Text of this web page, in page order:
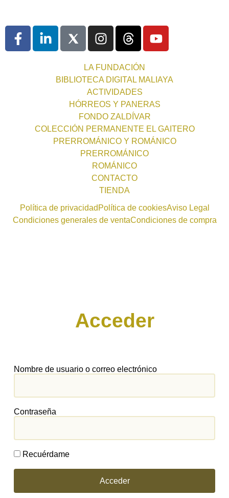
LA FUNDACIÓN
BIBLIOTECA DIGITAL MALIAYA
ACTIVIDADES
HÓRREOS Y PANERAS
FONDO ZALDÍVAR
COLECCIÓN PERMANENTE EL GAITERO
PRERROMÁNICO Y ROMÁNICO
PRERROMÁNICO
ROMÁNICO
CONTACTO
TIENDA
Política de privacidad Política de cookiesAviso Legal
Condiciones generales de ventaCondiciones de compra
Acceder
Nombre de usuario o correo electrónico
Contraseña
Recuérdame
Acceder